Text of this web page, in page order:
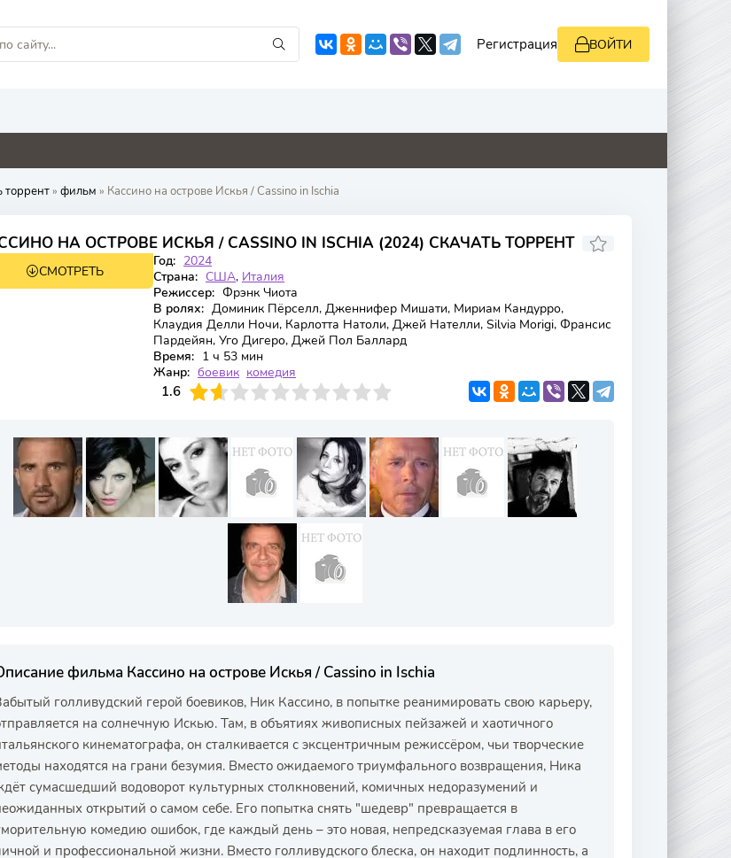
Регистрация ВОЙТИ
0 2.2 0 0 0 2 0
торрент» фильм » Кассино на острове Искья / Cassino in Ischia
НА ОСТРОВЕ ИСКЬЯ / CASSINO IN ISCHIA (2024) СКАЧАТЬ ТОРРЕНТ
5.1
СМОТРЕТЬ
Год: 2024
Страна: США, Италия
Режиссер: Фрэнк Чиота
В ролях: Доминик Пёрселл, Дженнифер Мишати, Мириам Кандурро,
Клаудия Делли Ночи, Карлотта Натоли, Джей Нателли, Silvia Morigi, Франсис
Пардейян, Уго Дигеро, Джей Пол Баллард
Время: 1 ч 53 мин
Жанр: боевик комедия
1.6
4 6 7 8 9 10
фильма Кассино на острове Искья / Cassino in Ischia
голливудский герой боевиков, Ник Кассино, в попытке реанимировать свою карьеру,
на солнечную Искью. Там, в объятиях живописных пейзажей и хаотичного
кинематографа, он сталкивается с эксцентричным режиссёром, чьи творческие
находятся на грани безумия. Вместо ожидаемого триумфального возвращения, Ника
сумасшедший водоворот культурных столкновений, комичных недоразумений и
открытий о самом себе. Его попытка снять "шедевр" превращается в
комедию ошибок, где каждый день – это новая, непредсказуемая глава в его
и профессиональной жизни. Вместо голливудского блеска, он находит подлинность, а